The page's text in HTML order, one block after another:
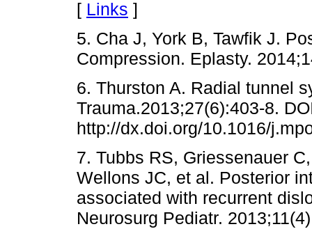
[ Links ]
5. Cha J, York B, Tawfik J.
Compression. Eplasty.
6. Thurston A. Radial tunnel
Trauma.2013;27(6):403-8.
http://dx.doi.org/10.1016/
7. Tubbs RS, Griessenauer
Wellons JC, et al. Posterior
associated with recurrent
Neurosurg Pediatr.